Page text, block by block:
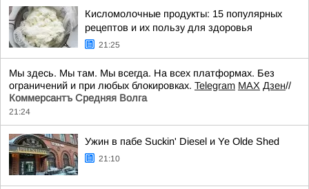
Кисломолочные продукты: 15 популярных
рецептов и их пользу для здоровья
21:25
Мы здесь. Мы там. Мы всегда. На всех платформах. Без
ограничений и при любых блокировках. Telegram MAX Дзен//
Коммерсантъ Средняя Волга
21:24
Ужин в пабе Suckin' Diesel и Ye Olde Shed
21:10